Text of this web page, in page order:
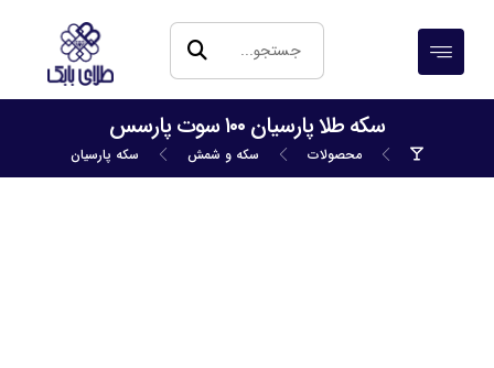
سکه طلا پارسیان ۱۰۰ سوت پارسس
محصولات سکه و شمش سکه پارسیان